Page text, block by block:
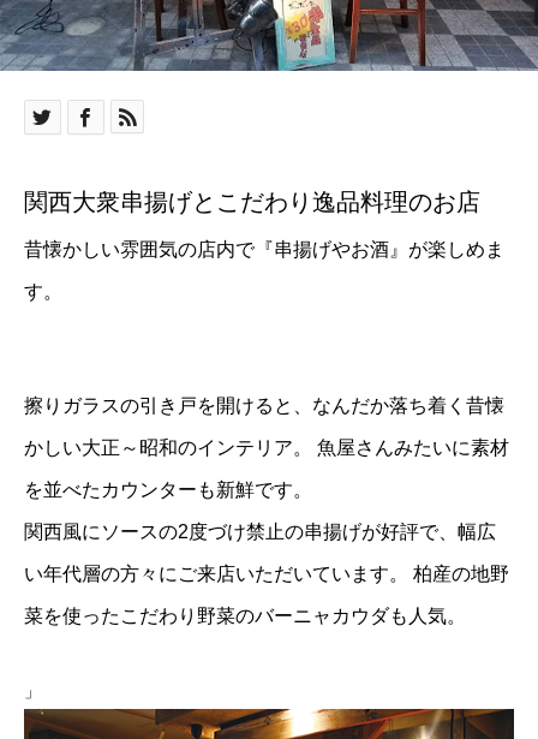
関西大衆串揚げとこだわり逸品料理のお店
昔懐かしい雰囲気の店内で『串揚げやお酒』が楽しめま
す。
擦りガラスの引き戸を開けると、なんだか落ち着く昔懐
かしい大正～昭和のインテリア。 魚屋さんみたいに素材
を並べたカウンターも新鮮です。
関西風にソースの2度づけ禁止の串揚げが好評で、幅広
い年代層の方々にご来店いただいています。 柏産の地野
菜を使ったこだわり野菜のバーニャカウダも人気。
」